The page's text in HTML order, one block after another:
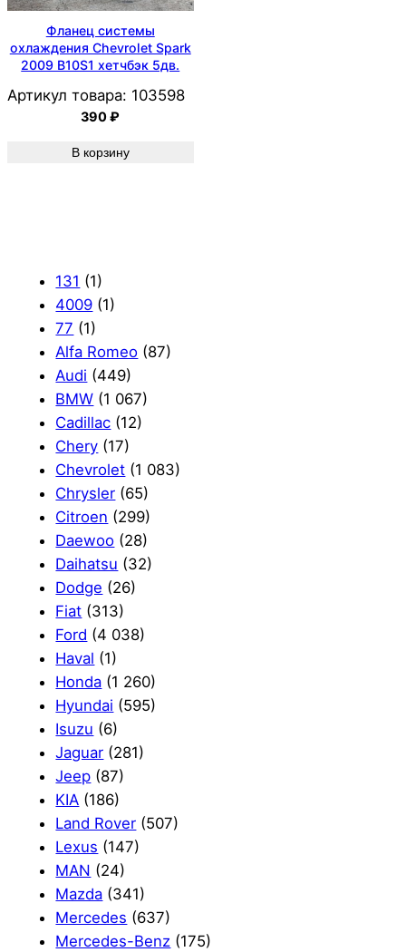
Фланец системы
охлаждения Chevrolet Spark
2009 B10S1 хетчбэк 5дв.
Артикул товара: 103598
390₽
В корзину
131 (1)
4009 (1)
77 (1)
Alfa Romeo (87)
Audi (449)
BMW (1 067)
Cadillac (12)
Chery (17)
Chevrolet (1 083)
Chrysler (65)
Citroen (299)
Daewoo (28)
Daihatsu (32)
Dodge (26)
Fiat (313)
Ford (4 038)
Haval (1)
Honda (1 260)
Hyundai (595)
Isuzu (6)
Jaguar (281)
Jeep (87)
KIA (186)
Land Rover (507)
Lexus (147)
MAN (24)
Mazda (341)
Mercedes (637)
Mercedes-Benz (175)